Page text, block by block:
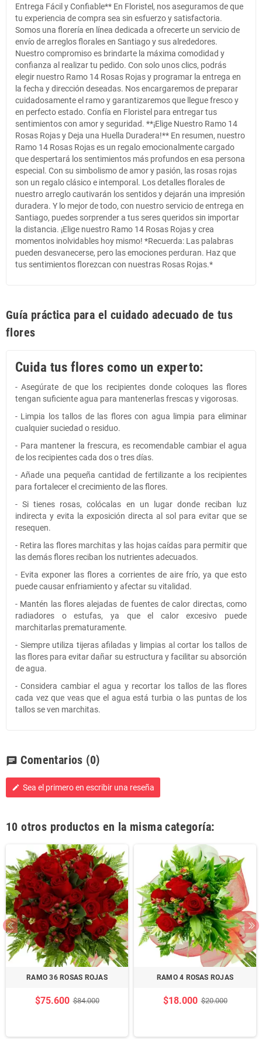
Entrega Fácil y Confiable** En Floristel, nos aseguramos de que
tu experiencia de compra sea sin esfuerzo y satisfactoria.
Somos una florería en línea dedicada a ofrecerte un servicio de
envío de arreglos florales en Santiago y sus alrededores.
Nuestro compromiso es brindarte la máxima comodidad y
confianza al realizar tu pedido. Con solo unos clics, podrás
elegir nuestro Ramo 14 Rosas Rojas y programar la entrega en
la fecha y dirección deseadas. Nos encargaremos de preparar
cuidadosamente el ramo y garantizaremos que llegue fresco y
en perfecto estado. Confía en Floristel para entregar tus
sentimientos con amor y seguridad. **¡Elige Nuestro Ramo 14
Rosas Rojas y Deja una Huella Duradera!** En resumen, nuestro
Ramo 14 Rosas Rojas es un regalo emocionalmente cargado
que despertará los sentimientos más profundos en esa persona
especial. Con su simbolismo de amor y pasión, las rosas rojas
son un regalo clásico e intemporal. Los detalles florales de
nuestro arreglo cautivarán los sentidos y dejarán una impresión
duradera. Y lo mejor de todo, con nuestro servicio de entrega en
Santiago, puedes sorprender a tus seres queridos sin importar
la distancia. ¡Elige nuestro Ramo 14 Rosas Rojas y crea
momentos inolvidables hoy mismo! *Recuerda: Las palabras
pueden desvanecerse, pero las emociones perduran. Haz que
tus sentimientos florezcan con nuestras Rosas Rojas.*
Guía práctica para el cuidado adecuado de tus
flores
Cuida tus flores como un experto:
- Asegúrate de que los recipientes donde coloques las flores
tengan suficiente agua para mantenerlas frescas y vigorosas.
- Limpia los tallos de las flores con agua limpia para eliminar
cualquier suciedad o residuo.
- Para mantener la frescura, es recomendable cambiar el agua
de los recipientes cada dos o tres días.
- Añade una pequeña cantidad de fertilizante a los recipientes
para fortalecer el crecimiento de las flores.
- Si tienes rosas, colócalas en un lugar donde reciban luz
indirecta y evita la exposición directa al sol para evitar que se
resequen.
- Retira las flores marchitas y las hojas caídas para permitir que
las demás flores reciban los nutrientes adecuados.
- Evita exponer las flores a corrientes de aire frío, ya que esto
puede causar enfriamiento y afectar su vitalidad.
- Mantén las flores alejadas de fuentes de calor directas, como
radiadores o estufas, ya que el calor excesivo puede
marchitarlas prematuramente.
- Siempre utiliza tijeras afiladas y limpias al cortar los tallos de
las flores para evitar dañar su estructura y facilitar su absorción
de agua.
- Considera cambiar el agua y recortar los tallos de las flores
cada vez que veas que el agua está turbia o las puntas de los
tallos se ven marchitas.
chat Comentarios (0)
edit Sea el primero en escribir una reseña
10 otros productos en la misma categoría:
RAMO 36 ROSAS ROJAS
$75.600 $84.000
RAMO 4 ROSAS ROJAS
$18.000 $20.000